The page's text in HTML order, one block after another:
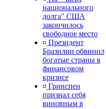
национального
долга" США
закончилось
свободное место
¤ Президент
Бразилии обвинил
богатые страны в
финансовом
кризисе
¤ Гринспен
признал себя
виновным в